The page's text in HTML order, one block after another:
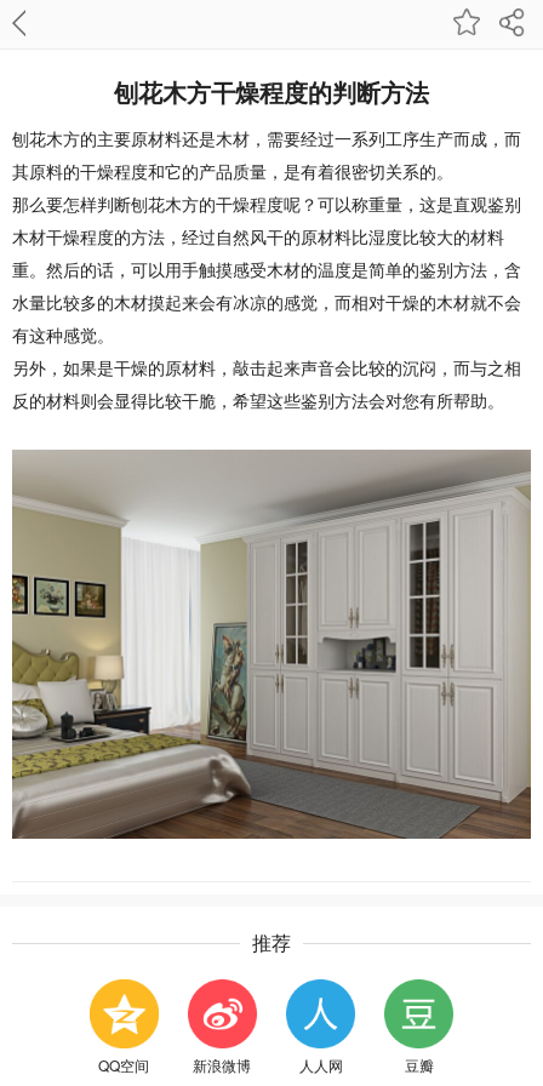
刨花木方干燥程度的判断方法
刨花木方的主要原材料还是木材，需要经过一系列工序生产而成，而
其原料的干燥程度和它的产品质量，是有着很密切关系的。
那么要怎样判断刨花木方的干燥程度呢？可以称重量，这是直观鉴别
木材干燥程度的方法，经过自然风干的原材料比湿度比较大的材料
重。然后的话，可以用手触摸感受木材的温度是简单的鉴别方法，含
水量比较多的木材摸起来会有冰凉的感觉，而相对干燥的木材就不会
有这种感觉。
另外，如果是干燥的原材料，敲击起来声音会比较的沉闷，而与之相
反的材料则会显得比较干脆，希望这些鉴别方法会对您有所帮助。
推荐
QQ空间 新浪微博 人人网 豆瓣